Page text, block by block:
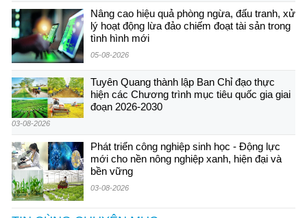
Nâng cao hiệu quả phòng ngừa, đấu tranh, xử
lý hoạt động lừa đảo chiếm đoạt tài sản trong
tình hình mới
05-08-2026
Tuyên Quang thành lập Ban Chỉ đạo thực
hiện các Chương trình mục tiêu quốc gia giai
đoạn 2026-2030
03-08-2026
Phát triển công nghiệp sinh học - Động lực
mới cho nền nông nghiệp xanh, hiện đại và
bền vững
03-08-2026